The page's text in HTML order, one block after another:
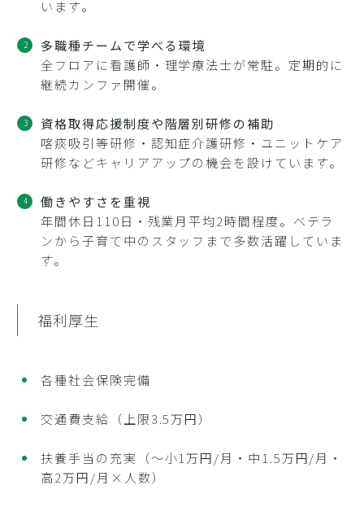
います。
多職種チームで学べる環境
全フロアに看護師・理学療法士が常駐。定期的に
継続カンファ開催。
資格取得応援制度や階層別研修の補助
喀痰吸引等研修・認知症介護研修・ユニットケア
研修などキャリアアップの機会を設けています。
働きやすさを重視
年間休日110日・残業月平均2時間程度。ベテラ
ンから子育て中のスタッフまで多数活躍していま
す。
福利厚生
各種社会保険完備
交通費支給（上限3.5万円）
扶養手当の充実（～小1万円/月・中1.5万円/月・
高2万円/月×人数）